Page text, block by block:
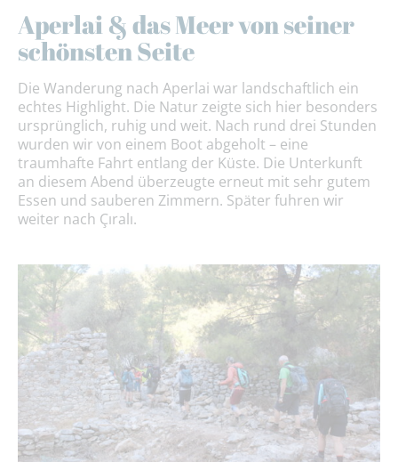
Aperlai & das Meer von seiner
schönsten Seite
Die Wanderung nach Aperlai war landschaftlich ein
echtes Highlight. Die Natur zeigte sich hier besonders
ursprünglich, ruhig und weit. Nach rund drei Stunden
wurden wir von einem Boot abgeholt – eine
traumhafte Fahrt entlang der Küste. Die Unterkunft
an diesem Abend überzeugte erneut mit sehr gutem
Essen und sauberen Zimmern. Später fuhren wir
weiter nach Çıralı.